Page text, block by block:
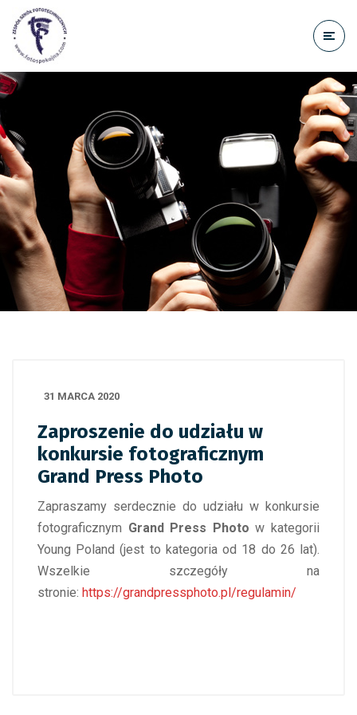
treści
31 MARCA 2020
Zaproszenie do udziału w
konkursie fotograficznym
Grand Press Photo
Zapraszamy serdecznie do udziału w konkursie
fotograficznym Grand Press Photo w kategorii
Young Poland (jest to kategoria od 18 do 26 lat).
Wszelkie szczegóły na
stronie: https://grandpressphoto.pl/regulamin/